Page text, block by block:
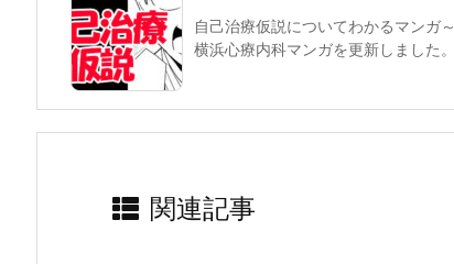
自己治療仮説についてわかるマンガ～
横浜心療内科マンガを更新しました。
関連記事